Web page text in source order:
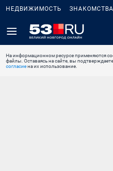
НЕДВИЖИМОСТЬ ЗНАКОМСТВА
На информационном ресурсе применяются
файлы. Оставаясь на сайте, вы
согласиена их использование.